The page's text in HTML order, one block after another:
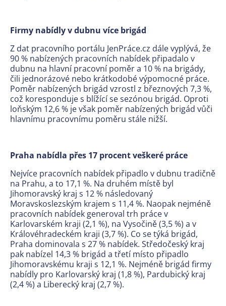
Firmy nabídly v dubnu více brigád
Z dat pracovního portálu JenPráce.cz dále vyplývá, že
90 % nabízených pracovních nabídek připadalo v
dubnu na hlavní pracovní poměr a 10 % na brigády,
čili jednorázové nebo krátkodobé výpomocné práce.
Poměr nabízených brigád vzrostl z březnových 7,3 %,
což koresponduje s blížící se sezónou brigád. Oproti
loňským 12,6 % je však poměr nabízených brigád vůči
hlavnímu pracovnímu poměru stále nižší.
Praha nabídla přes 17 procent veškeré práce
Nejvíce pracovních nabídek připadlo v dubnu tradičně
na Prahu, a to 17,1 %. Na druhém místě byl
Jihomoravský kraj s 12 % následovaný
Moravskoslezským krajem s 11,4 %. Naopak nejméně
pracovních nabídek generoval trh práce v
Karlovarském kraji (2,1 %), na Vysočině (3,5 %) a v
Královéhradeckém kraji (3,7 %). Co se týká brigád,
Praha dominovala s 27 % nabídek. Středočeský kraj
pak nabízel 14,3 % brigád a třetí místo připadlo
Jihomoravskému kraji s 12,1 %. Nejméně brigád firmy
nabídly pro Karlovarský kraj (1,8 %), Pardubický kraj
(2,4 %) a Liberecký kraj (2,7 %).